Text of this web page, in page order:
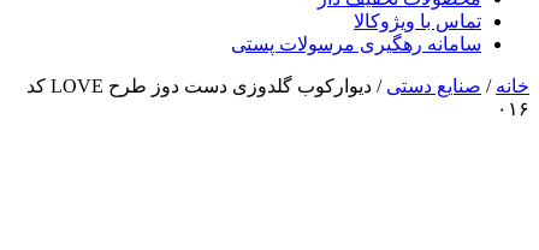
تماس با ویژوکالا
سامانه رهگیری مرسولات پستی
خانه / صنایع دستی
/ دیوارکوب گلدوزی دست دوز طرح LOVE کد
۰۱۶